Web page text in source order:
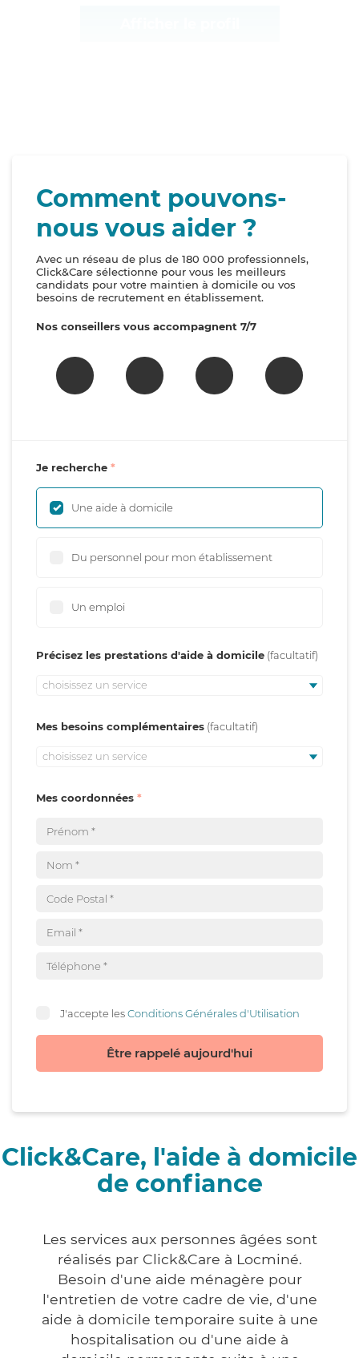
Comment pouvons-
nous vous aider ?
Avec un réseau de plus de 180 000 professionnels,
Click&Care sélectionne pour vous les meilleurs
candidats pour votre maintien à domicile ou vos
besoins de recrutement en établissement.
Nos conseillers vous accompagnent 7/7
Je recherche
Une aide à domicile
Du personnel pour mon établissement
Un emploi
Précisez les prestations d'aide à domicile
choisissez un service
Mes besoins complémentaires
choisissez un service
Mes coordonnées
J'accepte lesConditions Générales d'Utilisation
Être rappelé aujourd'hui
Click&Care, l'aide à domicile
de confiance
Les services aux personnes âgées sont
réalisés par Click&Care à Locminé.
Besoin d'une aide ménagère pour
l'entretien de votre cadre de vie, d'une
aide à domicile temporaire suite à une
hospitalisation ou d'une aide à